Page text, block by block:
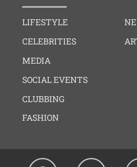
LIFESTYLE
CELEBRITIES
MEDIA
SOCIAL EVENTS
CLUBBING
FASHION